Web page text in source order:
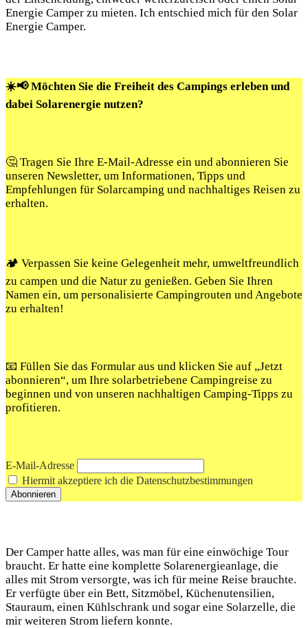
Energie Camper zu mieten. Ich entschied mich für den Solar
⁣Energie Camper.
☀️📢 Möchten Sie die Freiheit des Campings erleben und
dabei Solarenergie nutzen?
🤔 Tragen Sie Ihre E-Mail-Adresse ein und abonnieren Sie
unseren Newsletter, um Informationen, Tipps und
Empfehlungen für Solarcamping und nachhaltiges Reisen zu
erhalten.
🏕️ Verpassen Sie keine Gelegenheit mehr, umweltfreundlich
zu campen und die Natur zu genießen. Geben Sie Ihren
Namen ein, um personalisierte Campingrouten und Angebote
zu erhalten!
📧 Füllen Sie das Formular aus und klicken Sie auf „Jetzt
abonnieren“, um Ihre solarbetriebene Campingreise zu
beginnen und von unseren nachhaltigen Camping-Tipps zu
profitieren.
E-Mail-Adresse
Hiermit akzeptiere ich die Datenschutzbestimmungen
Der Camper hatte alles, was man ⁢für eine einwöchige Tour
braucht.‍ Er⁣ hatte eine komplette Solarenergieanlage, die
alles mit Strom​ versorgte, ⁣was ich‌ für meine Reise brauchte.
Er verfügte über ⁢ein​ Bett, Sitzmöbel, Küchenutensilien,‍
Stauraum, ‍einen Kühlschrank und sogar eine Solarzelle, ‌die
mir weiteren Strom⁤ liefern⁤ konnte.‍